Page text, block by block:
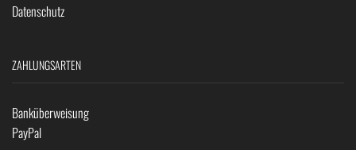
Datenschutz
ZAHLUNGSARTEN
Banküberweisung
PayPal